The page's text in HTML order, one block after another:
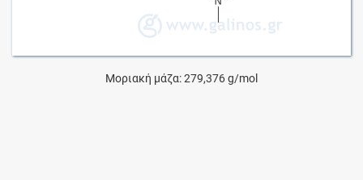
Μοριακή μάζα: 279,376 g/mol